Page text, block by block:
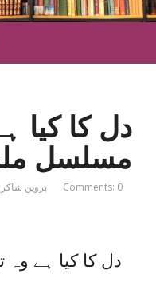
دل کا کیا
مسلسل
پروین شاکر Comments: 0
دل کا کیا ہے وہ